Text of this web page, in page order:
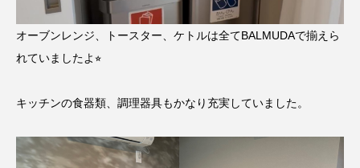
オーブンレンジ、トースター、ケトルは全てBALMUDAで揃えら
れていましたよ⭐︎
キッチンの食器類、調理器具もかなり充実していました。